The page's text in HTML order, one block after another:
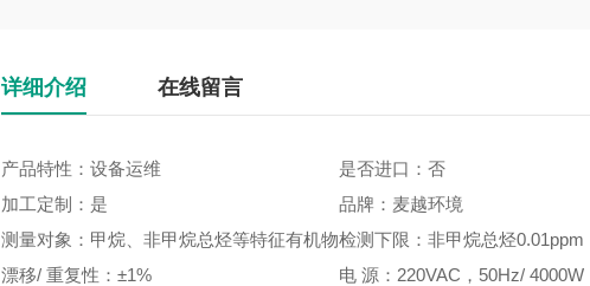
详细介绍 在线留言
产品特性：设备运维 是否进口：否
加工定制：是
品牌：麦越环境
测量对象：甲烷、非甲烷总烃等特征有机物检测下限：非甲烷总烃0.01ppm
漂移/ 重复性：±1%
电 源：220VAC，50Hz/ 4000W